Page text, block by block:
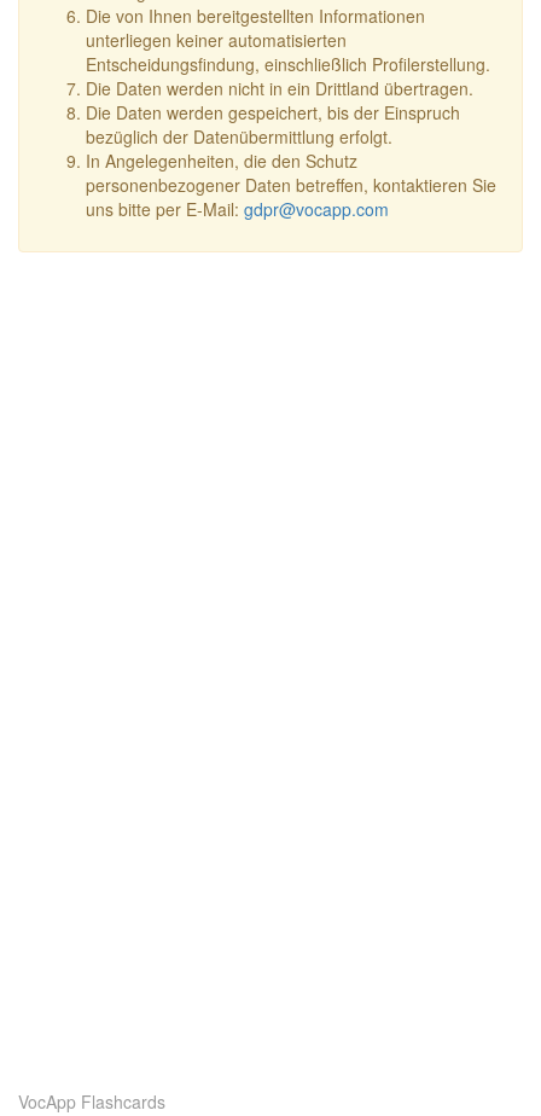
Die von Ihnen bereitgestellten Informationen
unterliegen keiner automatisierten
Entscheidungsfindung, einschließlich Profilerstellung.
Die Daten werden nicht in ein Drittland übertragen.
Die Daten werden gespeichert, bis der Einspruch
bezüglich der Datenübermittlung erfolgt.
In Angelegenheiten, die den Schutz
personenbezogener Daten betreffen, kontaktieren Sie
uns bitte per E-Mail: gdpr@vocapp.com
VocApp Flashcards